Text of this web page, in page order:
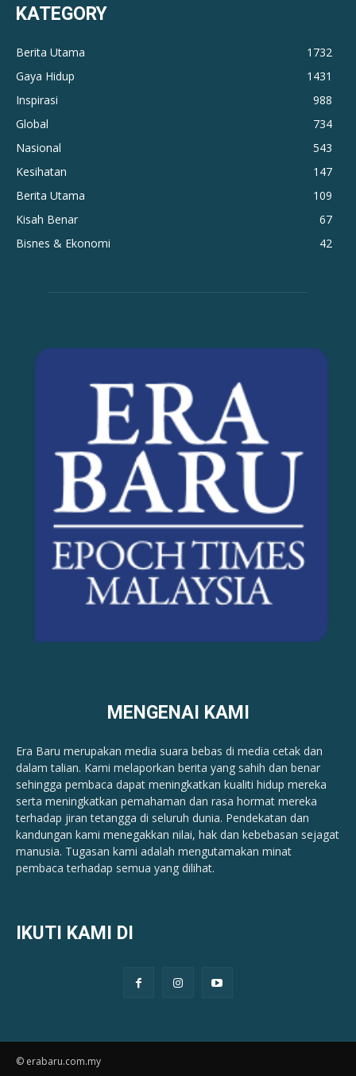
KATEGORY
Berita Utama
1732
Gaya Hidup
1431
Inspirasi
988
Global
734
Nasional
543
Kesihatan
147
Berita Utama
109
Kisah Benar
67
Bisnes & Ekonomi
42
MENGENAI KAMI
Era Baru merupakan media suara bebas di media cetak dan
dalam talian. Kami melaporkan berita yang sahih dan benar ​​
sehingga pembaca dapat meningkatkan kualiti hidup mereka
serta meningkatkan pemahaman dan rasa hormat mereka
terhadap jiran tetangga di seluruh dunia. Pendekatan dan
kandungan kami menegakkan nilai, hak dan kebebasan sejagat
manusia. Tugasan kami adalah mengutamakan minat
pembaca terhadap semua yang dilihat.
IKUTI KAMI DI
© erabaru.com.my